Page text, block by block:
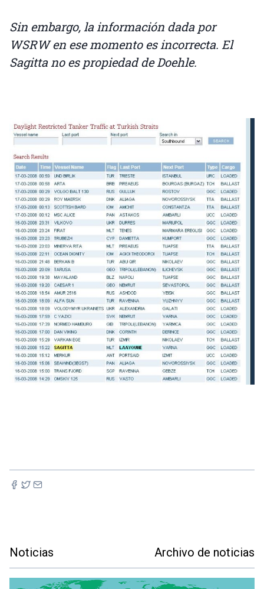
Sin embargo, la información dada por
WSRW en ese momento es incorrecta. El
Sagitta no es propiedad de Doehle.
Noticias Archivo de noticias